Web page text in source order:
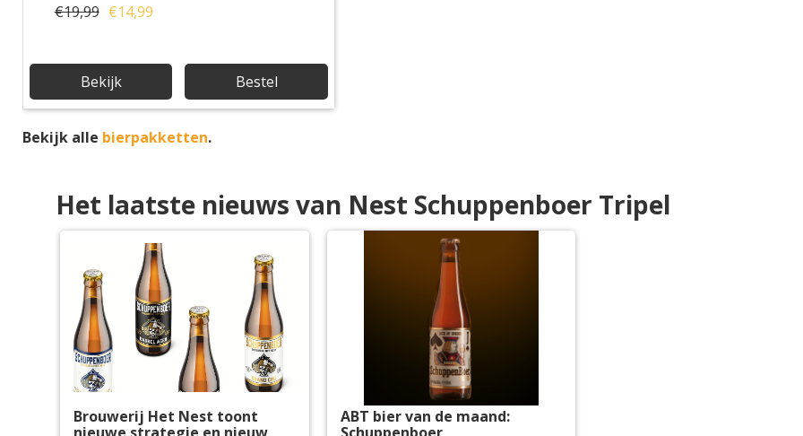
€19,99 €14,99
Bekijk Bestel
Bekijk alle bierpakketten.
Het laatste nieuws van Nest Schuppenboer Tripel
Brouwerij Het Nest toont
nieuwe strategie en nieuw
ABT bier van de maand:
Schuppenboer